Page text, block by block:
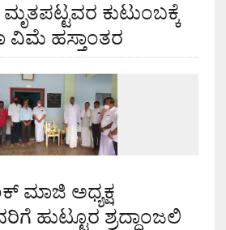
ಕುಟುಂಬಕ್ಕೆ
ವಿಮೆ ಹಸ್ತಾಂತರ
ಮಾಜಿ ಅಧ್ಯಕ್ಷ
ಹುಟ್ಟೂರ ಶ್ರದ್ಧಾಂಜಲಿ